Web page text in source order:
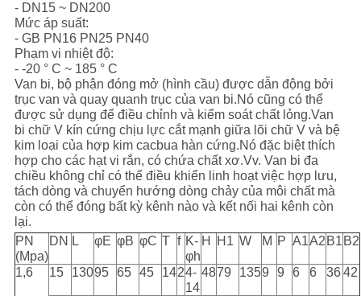
- DN15 ~ DN200
Mức áp suất:
- GB PN16 PN25 PN40
Phạm vi nhiệt độ:
- -20 ° C ~ 185 ° C
Van bi, bộ phận đóng mở (hình cầu) được dẫn động bởi
trục van và quay quanh trục của van bi.Nó cũng có thể
được sử dụng để điều chỉnh và kiểm soát chất lỏng.Van
bi chữ V kín cứng chịu lực cắt mạnh giữa lõi chữ V và bệ
kim loại của hợp kim cacbua hàn cứng.Nó đặc biệt thích
hợp cho các hạt vi rắn, có chứa chất xơ.Vv. Van bi đa
chiều không chỉ có thể điều khiển linh hoạt việc hợp lưu,
tách dòng và chuyển hướng dòng chảy của môi chất mà
còn có thể đóng bất kỳ kênh nào và kết nối hai kênh còn
lại.
PN
(Mpa)
DN L φE φB φC T f K-
φh
H H1 W M P A1A2 B1 B2
1,6 15 13095 65 45 1424-
14
4879 1359 9 6 6 3642